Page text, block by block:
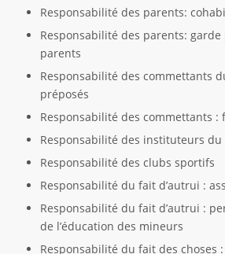
Responsabilité des parents:
Responsabilité des parents:
parents
Responsabilité des commettants
préposés
Responsabilité des commettants :
Responsabilité des instituteurs
Responsabilité des clubs sportifs
Responsabilité du fait d’autrui :
Responsabilité du fait d’autrui :
de l’éducation des mineurs
Responsabilité du fait des choses